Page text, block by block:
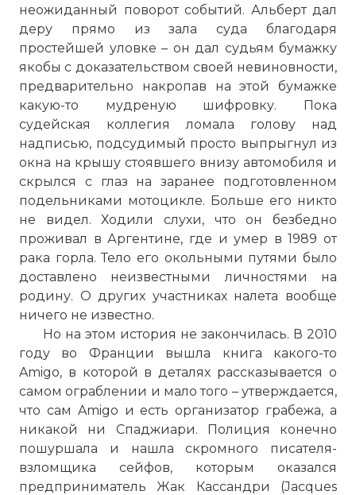
неожиданный поворот событий. Альберт дал
деру прямо из зала суда благодаря
простейшей уловке – он дал судьям бумажку
якобы с доказательством своей невиновности,
предварительно накропав на этой бумажке
какую-то мудреную шифровку. Пока
судейская коллегия ломала голову над
надписью, подсудимый просто выпрыгнул из
окна на крышу стоявшего внизу автомобиля и
скрылся с глаз на заранее подготовленном
подельниками мотоцикле. Больше его никто
не видел. Ходили слухи, что он безбедно
проживал в Аргентине, где и умер в 1989 от
рака горла. Тело его окольными путями было
доставлено неизвестными личностями на
родину. О других участниках налета вообще
ничего не известно.
Но на этом история не закончилась. В 2010
году во Франции вышла книга какого-то
Amigo, в которой в деталях рассказывается о
самом ограблении и мало того – утверждается,
что сам Amigo и есть организатор грабежа, а
никакой ни Спаджиари. Полиция конечно
пошуршала и нашла скромного писателя-
взломщика сейфов, которым оказался
предприниматель Жак Кассандри (Jacques
☓